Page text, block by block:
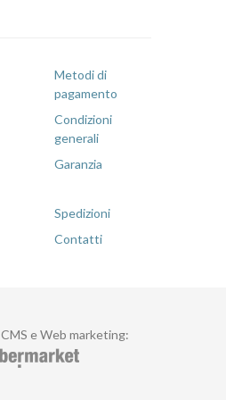
Metodi di
pagamento
Condizioni
generali
Garanzia
Spedizioni
Contatti
e Web marketing: